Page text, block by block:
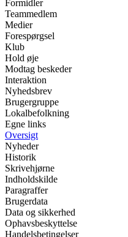
Formidler
Teammedlem
Medier
Forespørgsel
Klub
Hold øje
Modtag beskeder
Interaktion
Nyhedsbrev
Brugergruppe
Lokalbefolkning
Egne links
Oversigt
Nyheder
Historik
Skrivehjørne
Indholdskilde
Paragraffer
Brugerdata
Data og sikkerhed
Ophavsbeskyttelse
Handelsbetingelser